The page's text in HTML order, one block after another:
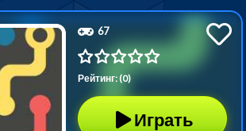
67
Рейтинг: (0)
Играть